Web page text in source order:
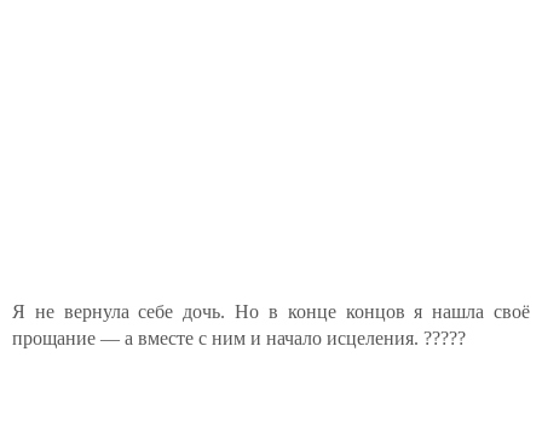
Я не вернула себе дочь. Но в конце концов я нашла своё
прощание — а вместе с ним и начало исцеления. ?????